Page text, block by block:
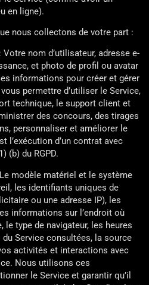
en ligne).
nous collectons de votre part :
nom d’utilisateur, adresse e-
et photo de profil ou avatar
informations pour créer et gérer
permettre d’utiliser le Service,
technique, le support client et
des concours, des tirages
personnaliser et améliorer le
l’exécution d’un contrat avec
(b) du RGPD.
modèle matériel et le système
les identifiants uniques de
ou une adresse IP), les
informations sur l’endroit où
le type de navigateur, les heures
du Service consultées, la source
activités et interactions avec
Nous utilisons ces
le Service et garantir qu’il